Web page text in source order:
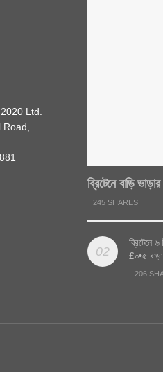
Ltd.
ব্রিটেনে বাড়ি
245 SHARES
ব্রিটেনে
£০•৫
206